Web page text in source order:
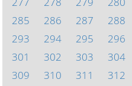
285
286 287 288
293
294 295 296
301
302 303 304
309
310 311 312